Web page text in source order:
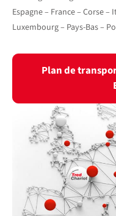
Espagne – France – Corse –
Luxembourg – Pays-Bas –
Plan de